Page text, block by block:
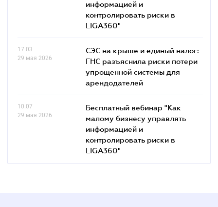
информацией и
контролировать риски в
LIGA360"
17.03
29 мая 2026
СЭС на крыше и единый налог:
ГНС разъяснила риски потери
упрощенной системы для
арендодателей
10.07
29 мая 2026
Бесплатный вебинар "Как
малому бизнесу управлять
информацией и
контролировать риски в
LIGA360"